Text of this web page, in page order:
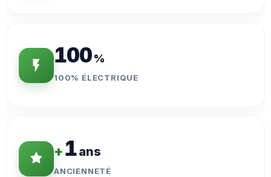
100%
100% ÉLECTRIQUE
+1ans
ANCIENNETÉ